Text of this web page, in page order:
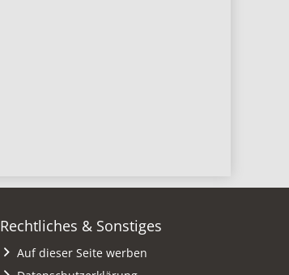
Rechtliches & Sonstiges
Auf dieser Seite werben